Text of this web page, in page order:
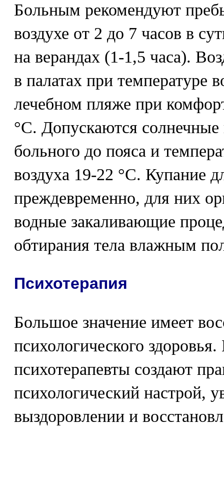
Больным рекомендуют
воздухе от 2 до 7 часов в
на верандах (1-1,5 часа).
в палатах при температуре
лечебном пляже при
°С. Допускаются
больного до пояса и
воздуха 19-22 °С. Купание
преждевременно, для них
водные закаливающие
обтирания тела влажным
Психотерапия
Большое значение имеет
психологического
психотерапевты создают
психологический настрой,
выздоровлении и